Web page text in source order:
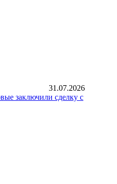
31.07.2026
заключили сделку с